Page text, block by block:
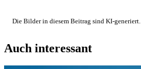
Die Bilder in diesem Beitrag sind KI-generiert.
Auch interessant